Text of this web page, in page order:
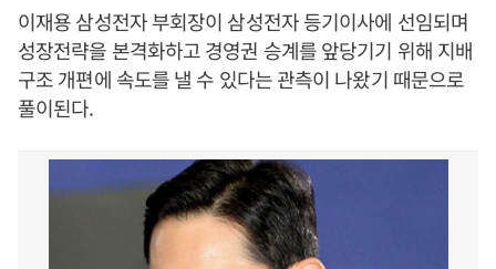
이재용 삼성전자 부회장이 삼성전자 등기이사에 선임되며
성장전략을 본격화하고 경영권 승계를 앞당기기 위해 지배
구조 개편에 속도를 낼 수 있다는 관측이 나왔기 때문으로
풀이된다.